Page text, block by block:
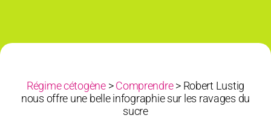
Régime cétogène>Comprendre> Robert Lustig
nous offre une belle infographie sur les ravages du
sucre